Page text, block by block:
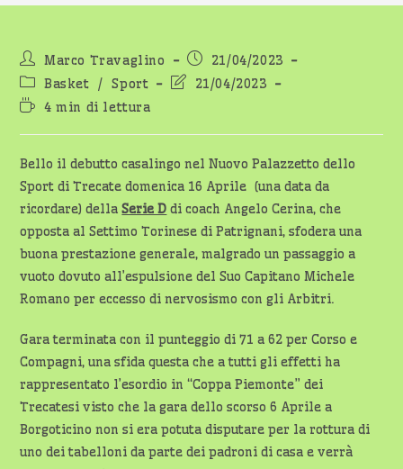
Autore
dell'articolo:
Marco Travaglino
Articolo
pubblicato:
21/04/2023
Categoria
dell'articolo:
Basket / Sport
Ultima21/04/2023
Tempo
lettura:
4 min di lettura
Bello il debutto casalingo nel Nuovo Palazzetto dello
Sport di Trecate domenica 16 Aprile (una data da
ricordare) dellaSerie D di coach Angelo Cerina, che
opposta al Settimo Torinese di Patrignani, sfodera una
buona prestazione generale, malgrado un passaggio a
vuoto dovuto all’espulsione del Suo Capitano Michele
Romano per eccesso di nervosismo con gli Arbitri.
Gara terminata con il punteggio di 71 a 62 per Corso e
Compagni, una sfida questa che a tutti gli effetti ha
rappresentato l’esordio in “Coppa Piemonte” dei
Trecatesi visto che la gara dello scorso 6 Aprile a
Borgoticino non si era potuta disputare per la rottura di
uno dei tabelloni da parte dei padroni di casa e verrà